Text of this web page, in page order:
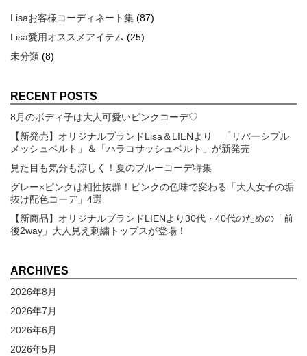
Lisaお客様コーディネート集 (87)
Lisa愛用オススメアイテム (25)
未分類 (8)
RECENT POSTS
8月のボディ子は大人可愛いピンクコーデ♡
【新発売】オリジナルブランドLisa＆LIENより 「リバーシブル
メッシュベルト」＆「ハラコサッシュベルト」が新発売
見た目も気分も涼しく！夏のブルーコーデ特集
グレー×ピンクは相性抜群！ピンクの色味で変わる「大人女子の垢
抜け配色コーデ」4選
【新商品】オリジナルブランドLIENより30代・40代のための「前
後2way」大人見え刺繍トップスが登場！
ARCHIVES
2026年8月
2026年7月
2026年6月
2026年5月